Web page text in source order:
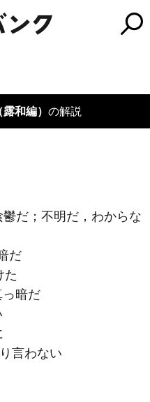
和編） の解説
だ；不明だ，わからな
だ
た
っ暗だ
言わない